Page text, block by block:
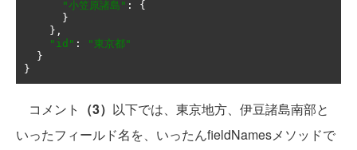
"小笠原諸島" :
{
}
},
"id" :
"東京都"
}
}
コメント （3） 以下では、東京地方、伊豆諸島南部と
いったフィールド名を、いったんfieldNamesメソッドで